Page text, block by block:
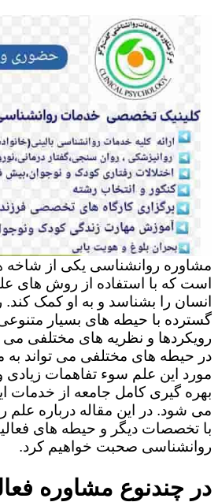
مشاوره روانشناسی یکی از شاخه
است که با استفاده از روش های
انسان را بشناسد و به او کمک
گسترده با حیطه های بسیار
رویکردها و نظریه های مختلفی
در حیطه های مختلفی می تواند به
مورد این علم سوء تفاهمات زیادی
بهره گیری کامل جامعه از خدمات
می شود. در این مقاله درباره علم
با تخصصات دیگر و حیطه های
روانشناسی صحبت خواهیم کرد.
در چندنوع مشاوره